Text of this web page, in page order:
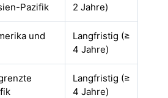
Pazifik
2 Jahre)
und
Langfristig (≥
4 Jahre)
Langfristig (≥
4 Jahre)